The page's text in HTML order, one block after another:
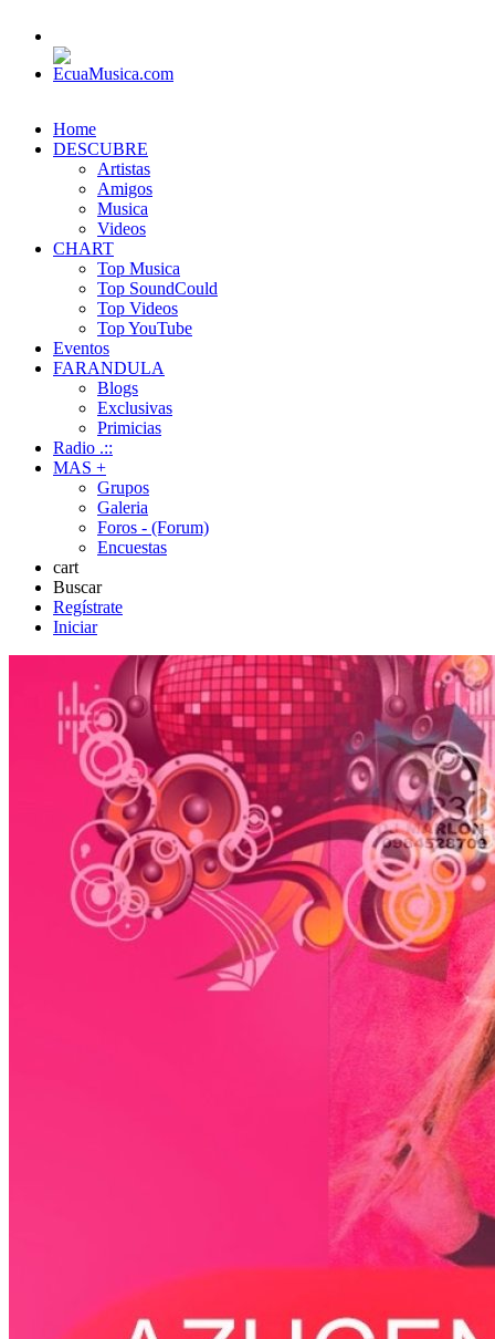
Home
DESCUBRE
Artistas
Amigos
Musica
Videos
CHART
Top Musica
Top SoundCould
Top Videos
Top YouTube
Eventos
FARANDULA
Blogs
Exclusivas
Primicias
Radio .::
MAS +
Grupos
Galeria
Foros - (Forum)
Encuestas
cart
Buscar
Regístrate
Iniciar